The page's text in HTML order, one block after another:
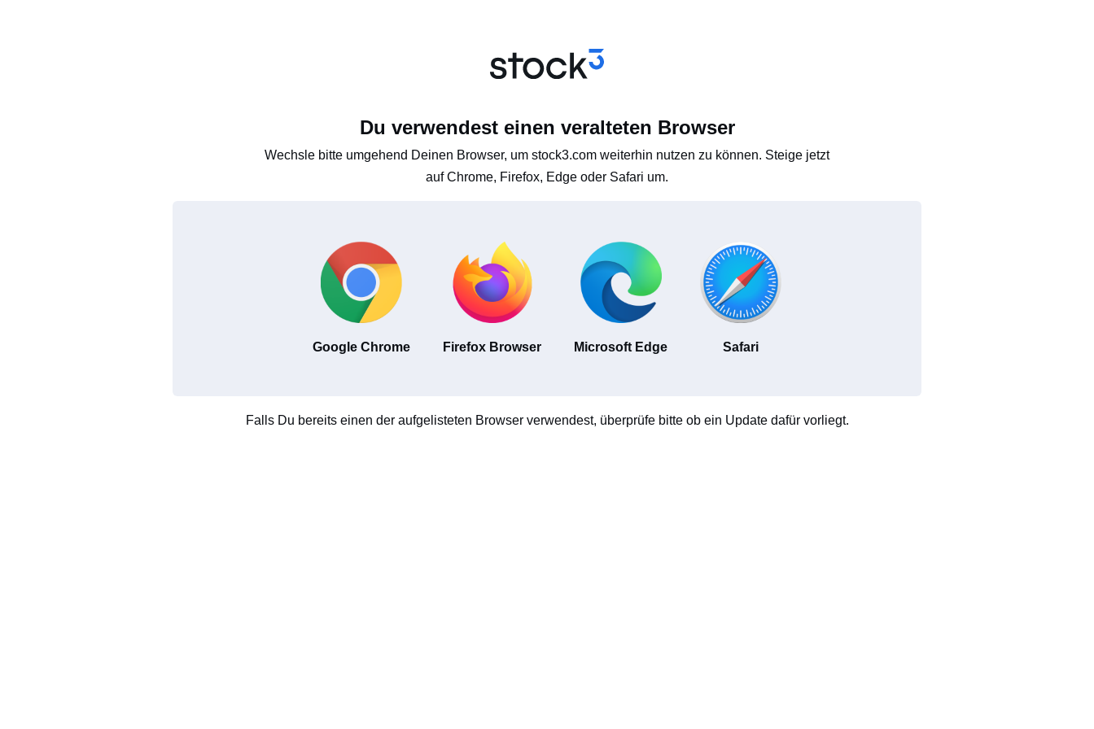
Du verwendest einen veralteten Browser
Wechsle bitte umgehend Deinen Browser, um stock3.com weiterhin nutzen zu können. Steige jetzt
auf Chrome, Firefox, Edge oder Safari um.
Google Chrome Firefox Browser Microsoft Edge Safari
Falls Du bereits einen der aufgelisteten Browser verwendest, überprüfe bitte ob ein Update dafür vorliegt.